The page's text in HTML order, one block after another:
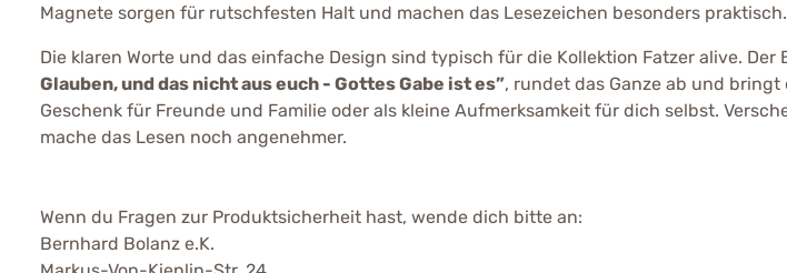
Magnete sorgen für rutschfesten Halt und machen das Lesezeichen besonders praktisch.
Die klaren Worte und das einfache Design sind typisch für die Kollektion Fatzer alive. Der
Glauben, und das nicht aus euch - Gottes Gabe ist es”, rundet das Ganze ab und
Geschenk für Freunde und Familie oder als kleine Aufmerksamkeit für dich selbst.
mache das Lesen noch angenehmer.
Wenn du Fragen zur Produktsicherheit hast, wende dich bitte an:
Bernhard Bolanz e.K.